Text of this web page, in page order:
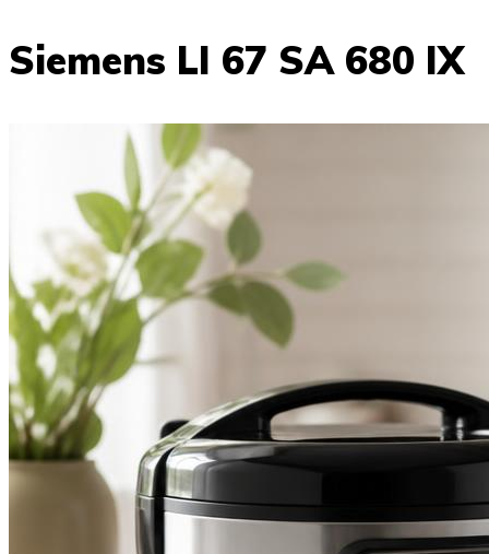
Siemens LI 67 SA 680 IX